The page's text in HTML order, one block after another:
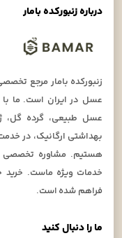
ما را دنبال کنید
درباره زنبورکده بامار
زنبورکده بامار مرجع
عسل در ایران است. ما با
عسل طبیعی، گرده گل،
بهداشتی ارگانیک، در
هستیم. مشاوره تخصصی
خدمات ویژه ماست. خرید
فراهم شده است.